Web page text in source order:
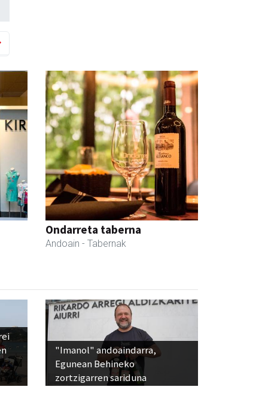
Ondarreta taberna
Andoain - Tabernak
"Imanol" andoaindarra,
Egunean Behineko
zortzigarren sariduna